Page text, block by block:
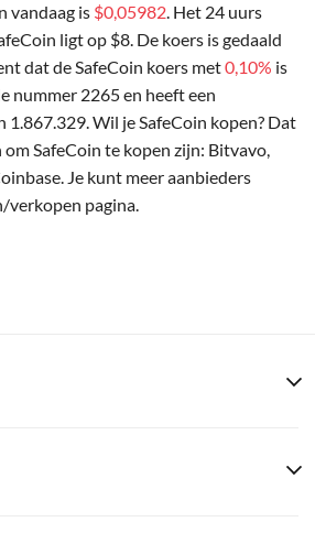
vandaag is $0,05982. Het 24 uurs
ligt op $8. De koers is gedaald
dat de SafeCoin koers met0,10% is
nummer 2265 en heeft een
Wil je SafeCoin kopen? Dat
om SafeCoin te kopen zijn: Bitvavo,
Je kunt meer aanbieders
verkopen pagina.